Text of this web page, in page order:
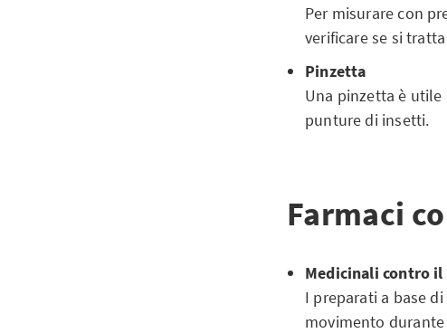
Per misurare con
verificare se si
Pinzetta
Una pinzetta è utile
punture di insetti.
Farmaci
Medicinali contro
I preparati a base
movimento durante